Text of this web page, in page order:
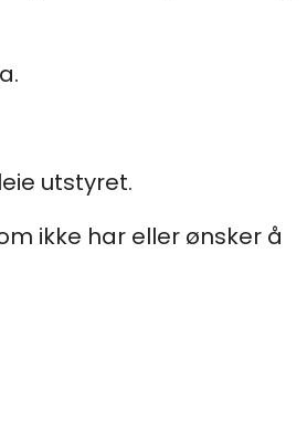
utstyret.
ikke har eller ønsker å